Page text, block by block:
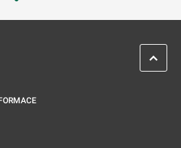
ZPĚT